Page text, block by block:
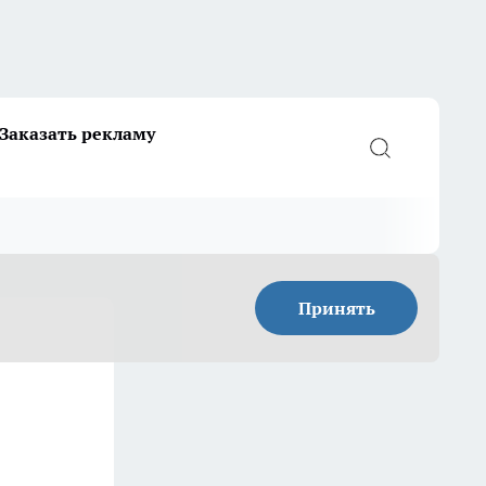
Заказать рекламу
Принять